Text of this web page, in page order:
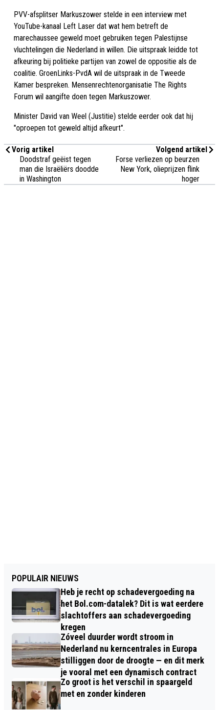
PVV-afsplitser Markuszower stelde in een interview met
YouTube-kanaal Left Laser dat wat hem betreft de
marechaussee geweld moet gebruiken tegen Palestijnse
vluchtelingen die Nederland in willen. Die uitspraak leidde tot
afkeuring bij politieke partijen van zowel de oppositie als de
coalitie. GroenLinks-PvdA wil de uitspraak in de Tweede
Kamer bespreken. Mensenrechtenorganisatie The Rights
Forum wil aangifte doen tegen Markuszower.
Minister David van Weel (Justitie) stelde eerder ook dat hij
"oproepen tot geweld altijd afkeurt".
Vorig artikel
Doodstraf geëist tegen
man die Israëliërs doodde
in Washington
Volgend artikel
Forse verliezen op beurzen
New York, olieprijzen flink
hoger
POPULAIR NIEUWS
Heb je recht op schadevergoeding na
het Bol.com-datalek? Dit is wat eerdere
slachtoffers aan schadevergoeding
kregen
Zóveel duurder wordt stroom in
Nederland nu kerncentrales in Europa
stilliggen door de droogte — en dit merk
je vooral met een dynamisch contract
Zo groot is het verschil in spaargeld
met en zonder kinderen